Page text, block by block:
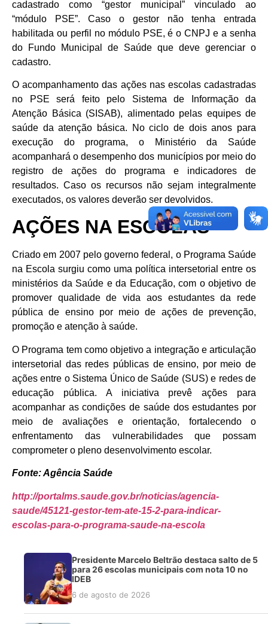
cadastrado como “gestor municipal” vinculado ao
“módulo PSE”. Caso o gestor não tenha entrada
habilitada ou perfil no módulo PSE, é o CNPJ e a senha
do Fundo Municipal de Saúde que deve gerenciar o
cadastro.
O acompanhamento das ações nas escolas cadastradas
no PSE será feito pelo Sistema de Informação da
Atenção Básica (SISAB), alimentado pelas equipes de
saúde da atenção básica. No ciclo de dois anos para
execução do programa, o Ministério da Saúde
acompanhará o desempenho dos municípios por meio do
registro de ações do programa e indicadores de
resultados. Caso os recursos não sejam integralmente
executados, os valores deverão ser devolvidos.
AÇÕES NA ESCOLAS
Criado em 2007 pelo governo federal, o Programa Saúde
na Escola surgiu como uma política intersetorial entre os
ministérios da Saúde e da Educação, com o objetivo de
promover qualidade de vida aos estudantes da rede
pública de ensino por meio de ações de prevenção,
promoção e atenção à saúde.
O Programa tem como objetivo a integração e articulação
intersetorial das redes públicas de ensino, por meio de
ações entre o Sistema Único de Saúde (SUS) e redes de
educação pública. A iniciativa prevê ações para
acompanhar as condições de saúde dos estudantes por
meio de avaliações e orientação, fortalecendo o
enfrentamento das vulnerabilidades que possam
comprometer o pleno desenvolvimento escolar.
Fonte: Agência Saúde
http://portalms.saude.gov.br/noticias/agencia-
saude/45121-gestor-tem-ate-15-2-para-indicar-
escolas-para-o-programa-saude-na-escola
Presidente Marcelo Beltrão destaca salto de 5
para 26 escolas municipais com nota 10 no
IDEB
6 de agosto de 2026